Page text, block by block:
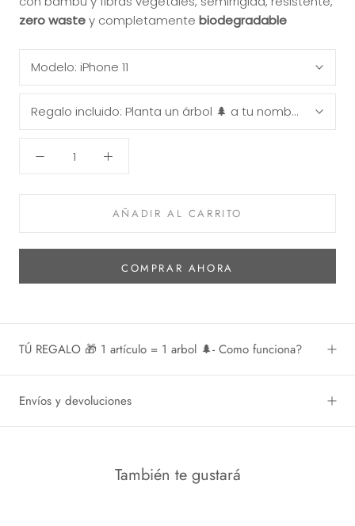
zero wastey completamente biodegradable
Modelo: iPhone 11
Regalo incluido: Planta un árbol 🌲 a tu nombre y sigue
AÑADIR AL CARRITO
COMPRAR AHORA
TÚ REGALO 🎁 1 artículo = 1 arbol 🌲- Como funciona?
Envíos y devoluciones
También te gustará